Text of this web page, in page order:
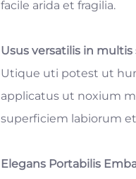
facile arida et fragilia.
Usus versatilis in multis
Utique uti potest ut
applicatus ut noxium
superficiem labiorum
Elegans Portabilis